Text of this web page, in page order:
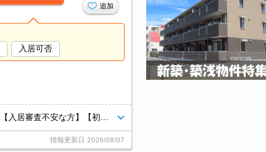
追加
入居可否
情報更新日 2026/08/07